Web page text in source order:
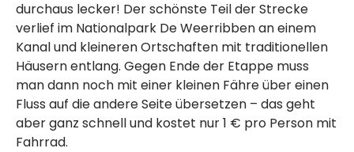
durchaus lecker! Der schönste Teil der Strecke
verlief im Nationalpark De Weerribben an einem
Kanal und kleineren Ortschaften mit traditionellen
Häusern entlang. Gegen Ende der Etappe muss
man dann noch mit einer kleinen Fähre über einen
Fluss auf die andere Seite übersetzen – das geht
aber ganz schnell und kostet nur 1 € pro Person mit
Fahrrad.